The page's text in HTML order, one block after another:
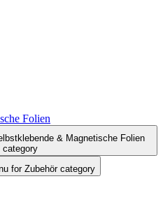
Folien
& Magnetische Folien
category
for Zubehör category